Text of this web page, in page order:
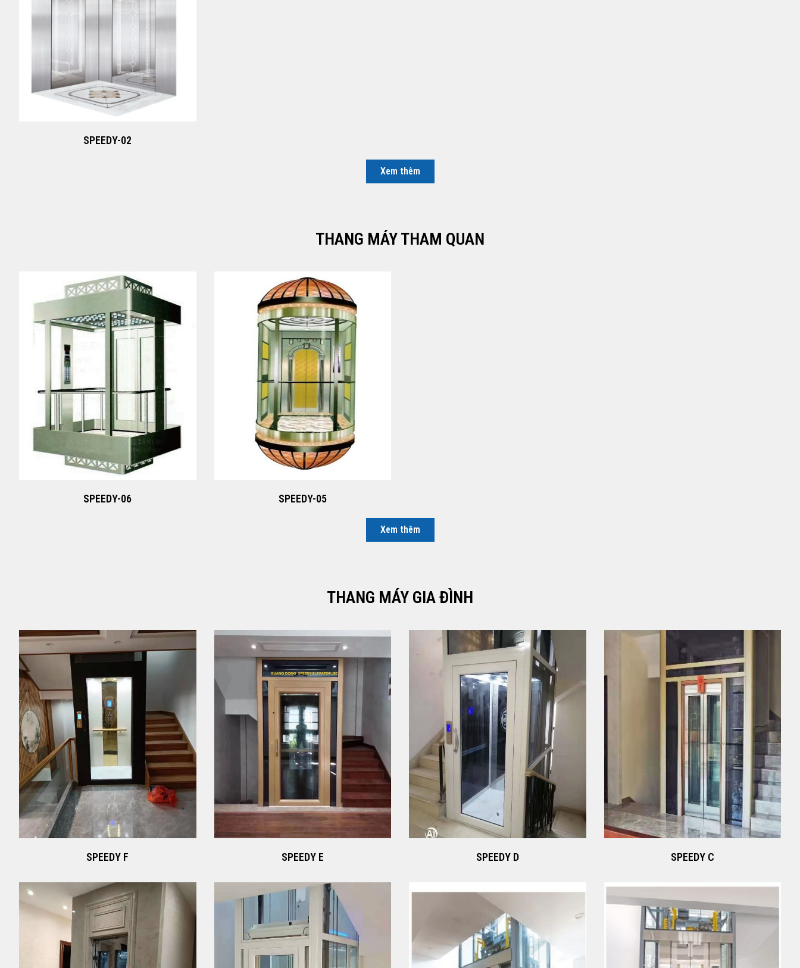
SPEEDY-02
Xem thêm
THANG MÁY THAM QUAN
SPEEDY-06
SPEEDY-05
Xem ngay
SPEEDY-05
Xem thêm
THANG MÁY GIA ĐÌNH
SPEEDY F
Xem ngay
SPEEDY F
SPEEDY E
Xem ngay
SPEEDY E
SPEEDY D
Xem ngay
SPEEDY D
SPEEDY C
Xem ngay
SPEEDY C